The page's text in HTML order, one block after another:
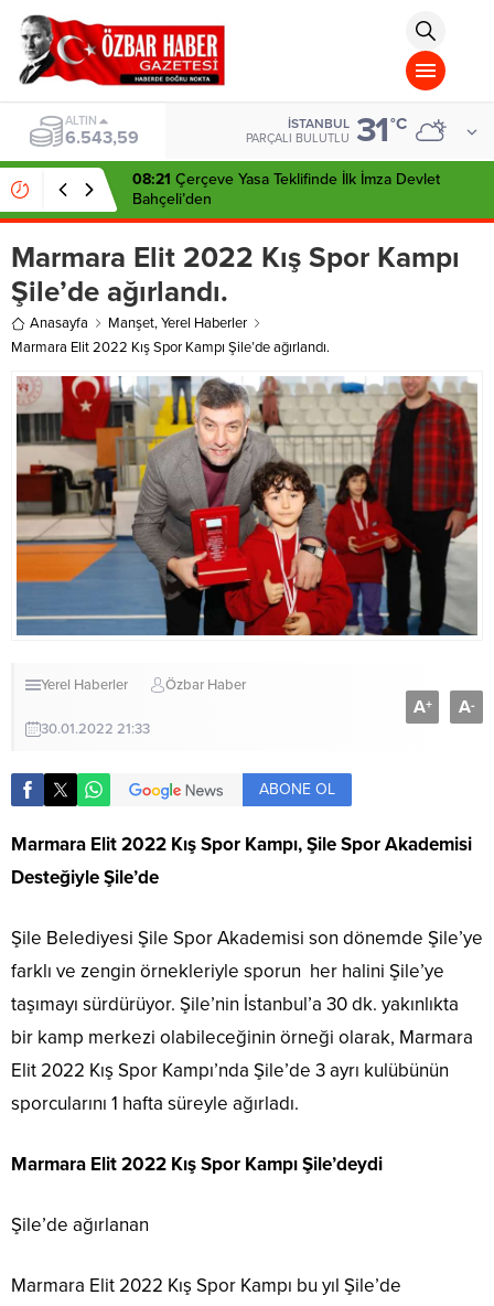
islami
chat
omegla
türk
sohbet
cinsel
sohbet
dini
chat
BIST
13.798,82
İSTANBUL
PARÇALI BULUTLU 31°C
08:21 Çerçeve Yasa Teklifinde İlk İmza Devlet
Bahçeli’den
Marmara Elit 2022 Kış Spor Kampı
Şile’de ağırlandı.
Anasayfa Manşet,Yerel Haberler
Marmara Elit 2022 Kış Spor Kampı Şile’de ağırlandı.
Yerel Haberler Özbar Haber
30.01.2022 21:33
A+ A-
ABONE OL
Marmara Elit 2022 Kış Spor Kampı, Şile Spor Akademisi
Desteğiyle Şile’de
Şile Belediyesi Şile Spor Akademisi son dönemde Şile’ye
farklı ve zengin örnekleriyle sporun her halini Şile’ye
taşımayı sürdürüyor. Şile’nin İstanbul’a 30 dk. yakınlıkta
bir kamp merkezi olabileceğinin örneği olarak, Marmara
Elit 2022 Kış Spor Kampı’nda Şile’de 3 ayrı kulübünün
sporcularını 1 hafta süreyle ağırladı.
Marmara Elit 2022 Kış Spor Kampı Şile’deydi
Şile’de ağırlanan
Marmara Elit 2022 Kış Spor Kampı bu yıl Şile’de